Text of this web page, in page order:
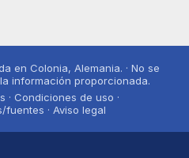
en Colonia, Alemania. · No se
información proporcionada.
· Condiciones de uso ·
· Aviso legal